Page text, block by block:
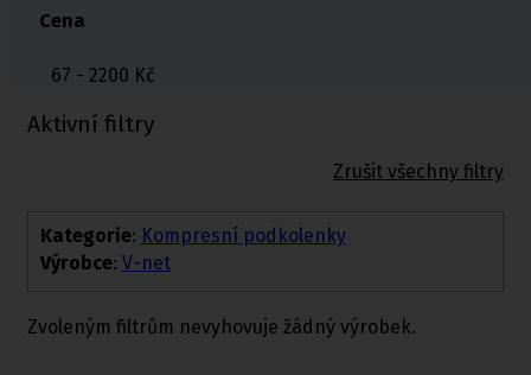
Cena
67 - 2200 Kč
Aktivní filtry
Zrušit všechny filtry
Kategorie: Kompresní podkolenky
Výrobce: V-net
Zvoleným filtrům nevyhovuje žádný výrobek.